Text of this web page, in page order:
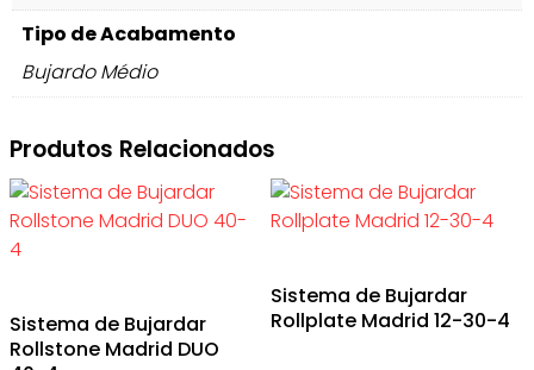
Tipo de Acabamento
Bujardo Médio
Produtos Relacionados
Sistema de Bujardar
Rollstone Madrid DUO
Sistema de Bujardar
Rollplate Madrid 12-30-4